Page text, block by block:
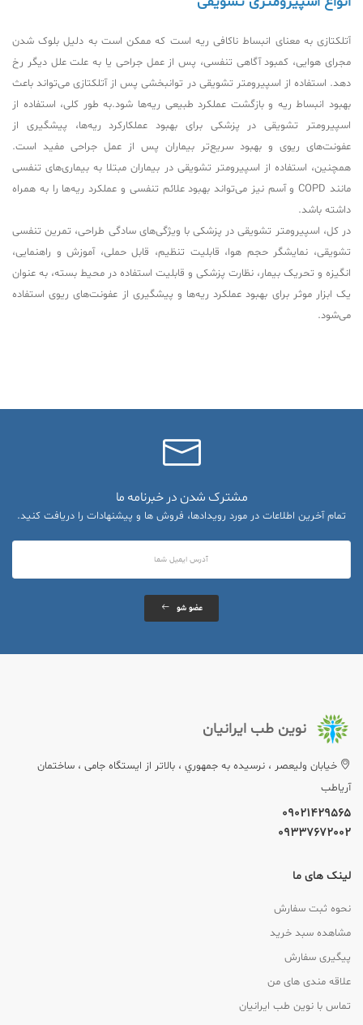
آتلکتازی به معنای انبساط ناکافی ریه است که ممکن است به دلیل بلوک شدن
مجرای هوایی، کمبود آگاهی تنفسی، پس از عمل جراحی یا به علت علل دیگر رخ
دهد. استفاده از اسپیرومتر تشویقی در توانبخشی پس از آتلکتازی می‌تواند باعث
بهبود انبساط ریه و بازگشت عملکرد طبیعی ریه‌ها شود.به طور کلی، استفاده از
اسپیرومتر تشویقی در پزشکی برای بهبود عملکارکرد ریه‌ها، پیشگیری از
عفونت‌های ریوی و بهبود سریع‌تر بیماران پس از عمل جراحی مفید است.
همچنین، استفاده از اسپیرومتر تشویقی در بیماران مبتلا به بیماری‌های تنفسی
مانند COPD و آسم نیز می‌تواند بهبود علائم تنفسی و عملکرد ریه‌ها را به همراه
داشته باشد.
در کل، اسپیرومتر تشویقی در پزشکی با ویژگی‌های سادگی طراحی، تمرین تنفسی
تشویقی، نمایشگر حجم هوا، قابلیت تنظیم، قابل حملی، آموزش و راهنمایی،
انگیزه و تحریک بیمار، نظارت پزشکی و قابلیت استفاده در محیط بسته، به عنوان
یک ابزار موثر برای بهبود عملکرد ریه‌ها و پیشگیری از عفونت‌های ریوی استفاده
می‌شود.
مشترک شدن در خبرنامه ما
تمام آخرین اطلاعات در مورد رویدادها، فروش ها و پیشنهادات را دریافت کنید.
عضو شو
نوین طب ایرانیان
خيابان وليعصر ، نرسيده به جمهوري ، بالاتر از ایستگاه جامی ، ساختمان
آریاطب
09021429565
09337672002
لینک های ما
نحوه ثبت سفارش
مشاهده سبد خرید
پیگیری سفارش
علاقه مندی های من
تماس با نوین طب ایرانیان